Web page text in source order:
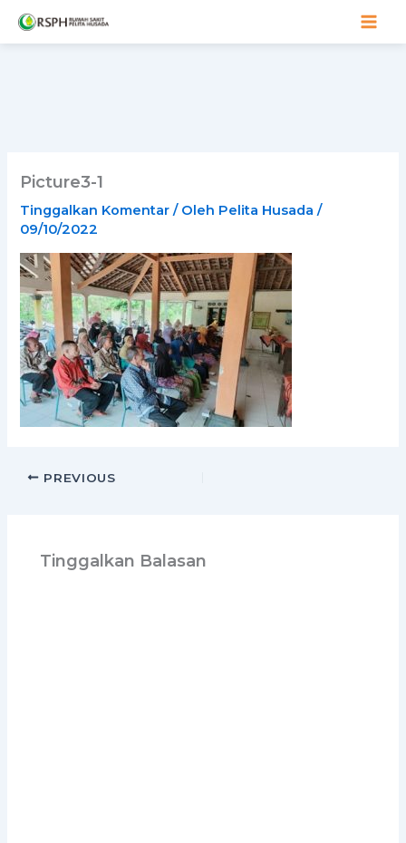
Picture3-1
Tinggalkan Komentar / Oleh Pelita Husada/
09/10/2022
PREVIOUS
Tinggalkan Balasan